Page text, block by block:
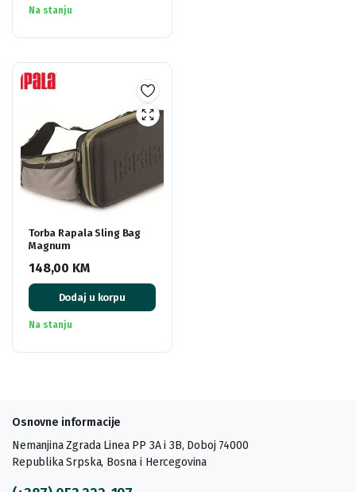
Na stanju
Torba Rapala Sling Bag
Magnum
148,00 KM
Dodaj u korpu
Na stanju
Osnovne informacije
Nemanjina Zgrada Linea PP 3A i 3B, Doboj 74000
Republika Srpska, Bosna i Hercegovina